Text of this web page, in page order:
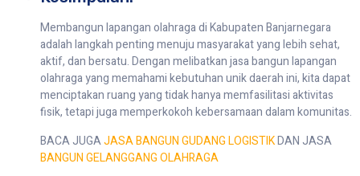
Membangun lapangan olahraga di Kabupaten Banjarnegara
adalah langkah penting menuju masyarakat yang lebih sehat,
aktif, dan bersatu. Dengan melibatkan jasa bangun lapangan
olahraga yang memahami kebutuhan unik daerah ini, kita dapat
menciptakan ruang yang tidak hanya memfasilitasi aktivitas
fisik, tetapi juga memperkokoh kebersamaan dalam komunitas.
BACA JUGAJASA BANGUN GUDANG LOGISTIKDAN JASA
BANGUN GELANGGANG OLAHRAGA